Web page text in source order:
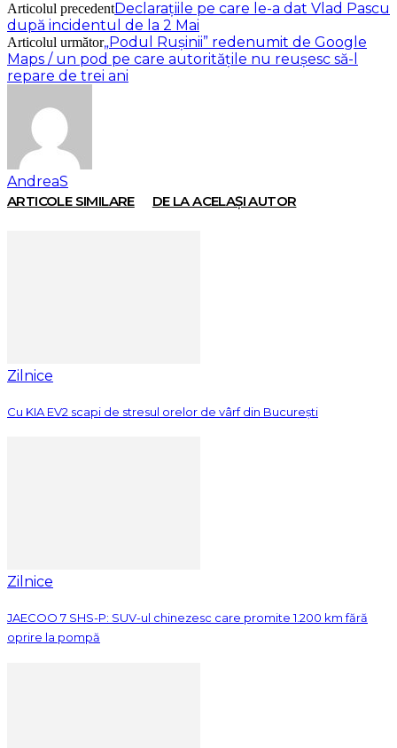
Articolul precedentDeclarațiile pe care le-a dat Vlad Pascu
după incidentul de la 2 Mai
Articolul următor„Podul Rușinii” redenumit de Google
Maps / un pod pe care autoritățile nu reușesc să-l
repare de trei ani
AndreaS
ARTICOLE SIMILARE
DE LA ACELAȘI AUTOR
Zilnice
Cu KIA EV2 scapi de stresul orelor de vârf din București
Zilnice
JAECOO 7 SHS-P: SUV-ul chinezesc care promite 1.200 km fără
oprire la pompă